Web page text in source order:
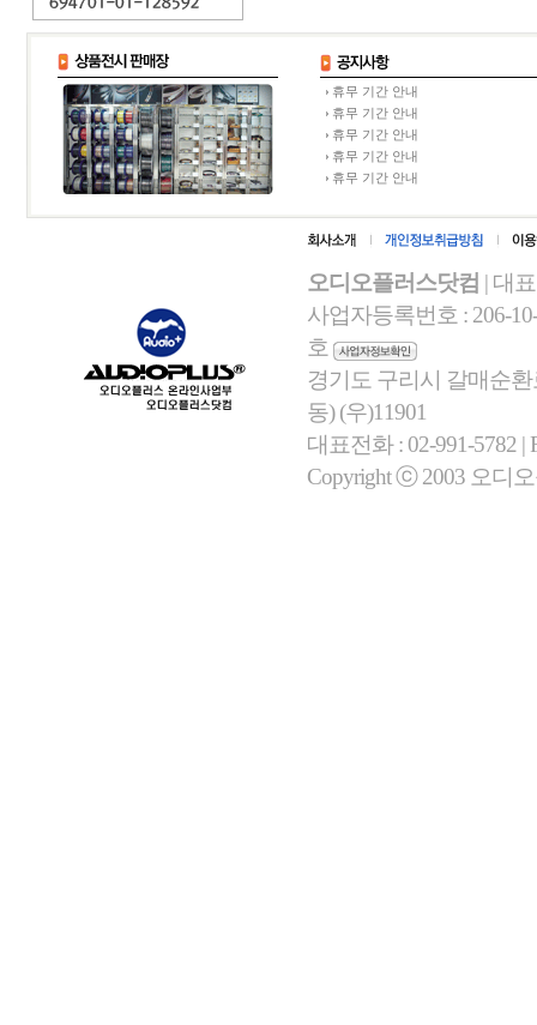
휴무 기간 안내
휴무 기간 안내
휴무 기간 안내
휴무 기간 안내
휴무 기간 안내
오디오플러스닷컴 | 대
사업자등록번호 : 206-
호
경기도 구리시 갈매순
동) (우)11901
대표전화 : 02-991-5782 |
Copyright ⓒ 2003 오디오